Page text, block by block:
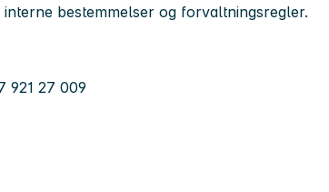
bestemmelser og forvaltningsregler.
921 27 009